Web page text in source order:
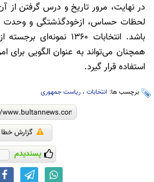
در نهایت، مرور تاریخ و درس گرفتن از
لحظات حساس، ازخودگذشتگی و وحدت
باشد. انتخابات ۱۳۶۰
همچنان می‌تواند به عنوان الگویی برای
استفاده قرار گیرد.
برچسب ها: انتخابات ، ریاست جمهوری
گزارش خطا
پسندیدم